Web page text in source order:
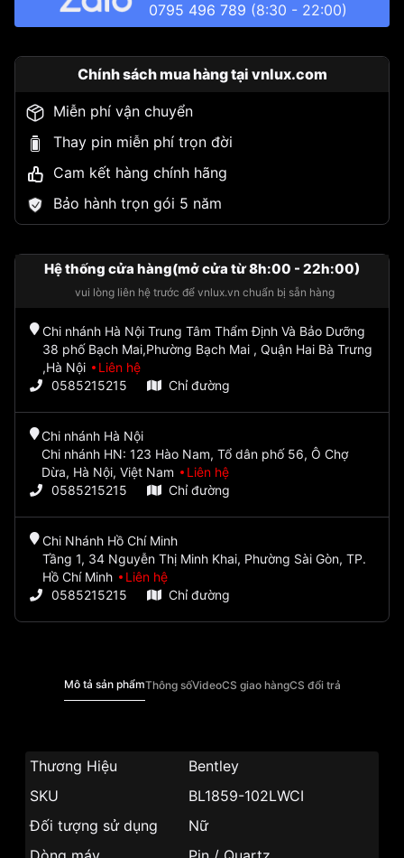
0795 496 789 (8:30 - 22:00)
Chính sách mua hàng tại vnlux.com
Miễn phí vận chuyển
Thay pin miễn phí trọn đời
Cam kết hàng chính hãng
Bảo hành trọn gói 5 năm
Hệ thống cửa hàng(mở cửa từ 8h:00 - 22h:00)
vui lòng liên hệ trước để vnlux.vn chuẩn bị sẵn hàng
Chi nhánh Hà Nội Trung Tâm Thẩm Định Và Bảo Dưỡng
38 phố Bạch Mai,Phường Bạch Mai , Quận Hai Bà Trưng
,Hà Nội
Liên hệ
0585215215
Chỉ đường
Chi nhánh Hà Nội
Chi nhánh HN: 123 Hào Nam, Tổ dân phố 56, Ô Chợ
Dừa, Hà Nội, Việt Nam
Liên hệ
0585215215
Chỉ đường
Chi Nhánh Hồ Chí Minh
Tầng 1, 34 Nguyễn Thị Minh Khai, Phường Sài Gòn, TP.
Hồ Chí Minh
Liên hệ
0585215215
Chỉ đường
Mô tả sản phẩmThông sốVideoCS giao hàngCS đổi trả
Thương Hiệu
Bentley
SKU
BL1859-102LWCI
Đối tượng sử dụng
Nữ